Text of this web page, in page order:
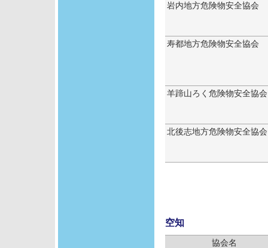
岩内地方危険物安全協会
寿都地方危険物安全協会
羊蹄山ろく危険物安全協会
北後志地方危険物安全協会
空知
協会名